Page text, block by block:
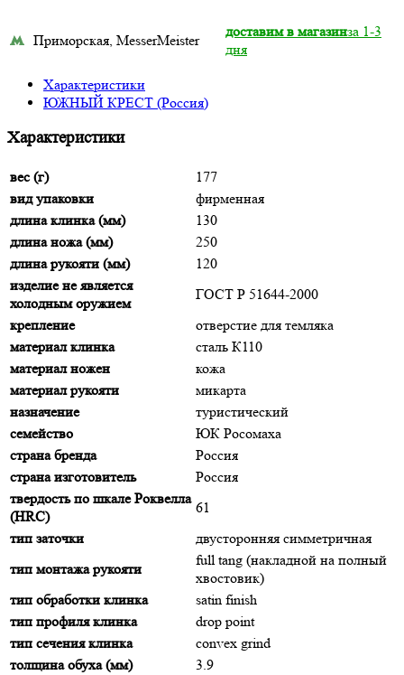
Приморская, MesserMeister
доставим в магазинза 1-3
дня
Характеристики
ЮЖНЫЙ КРЕСТ (Россия)
Характеристики
вес (г)
177
вид упаковки
фирменная
длина клинка (мм)
130
длина ножа (мм)
250
длина рукояти (мм)
120
изделие не является
холодным оружием
ГОСТ Р 51644-2000
крепление
отверстие для темляка
материал клинка
сталь К110
материал ножен
кожа
материал рукояти
микарта
назначение
туристический
семейство
ЮК Росомаха
страна бренда
Россия
страна изготовитель
Россия
твердость по шкале Роквелла
(HRC)
61
тип заточки
двусторонняя симметричная
тип монтажа рукояти
full tang (накладной на полный
хвостовик)
тип обработки клинка
satin finish
тип профиля клинка
drop point
тип сечения клинка
convex grind
толщина обуха (мм)
3.9